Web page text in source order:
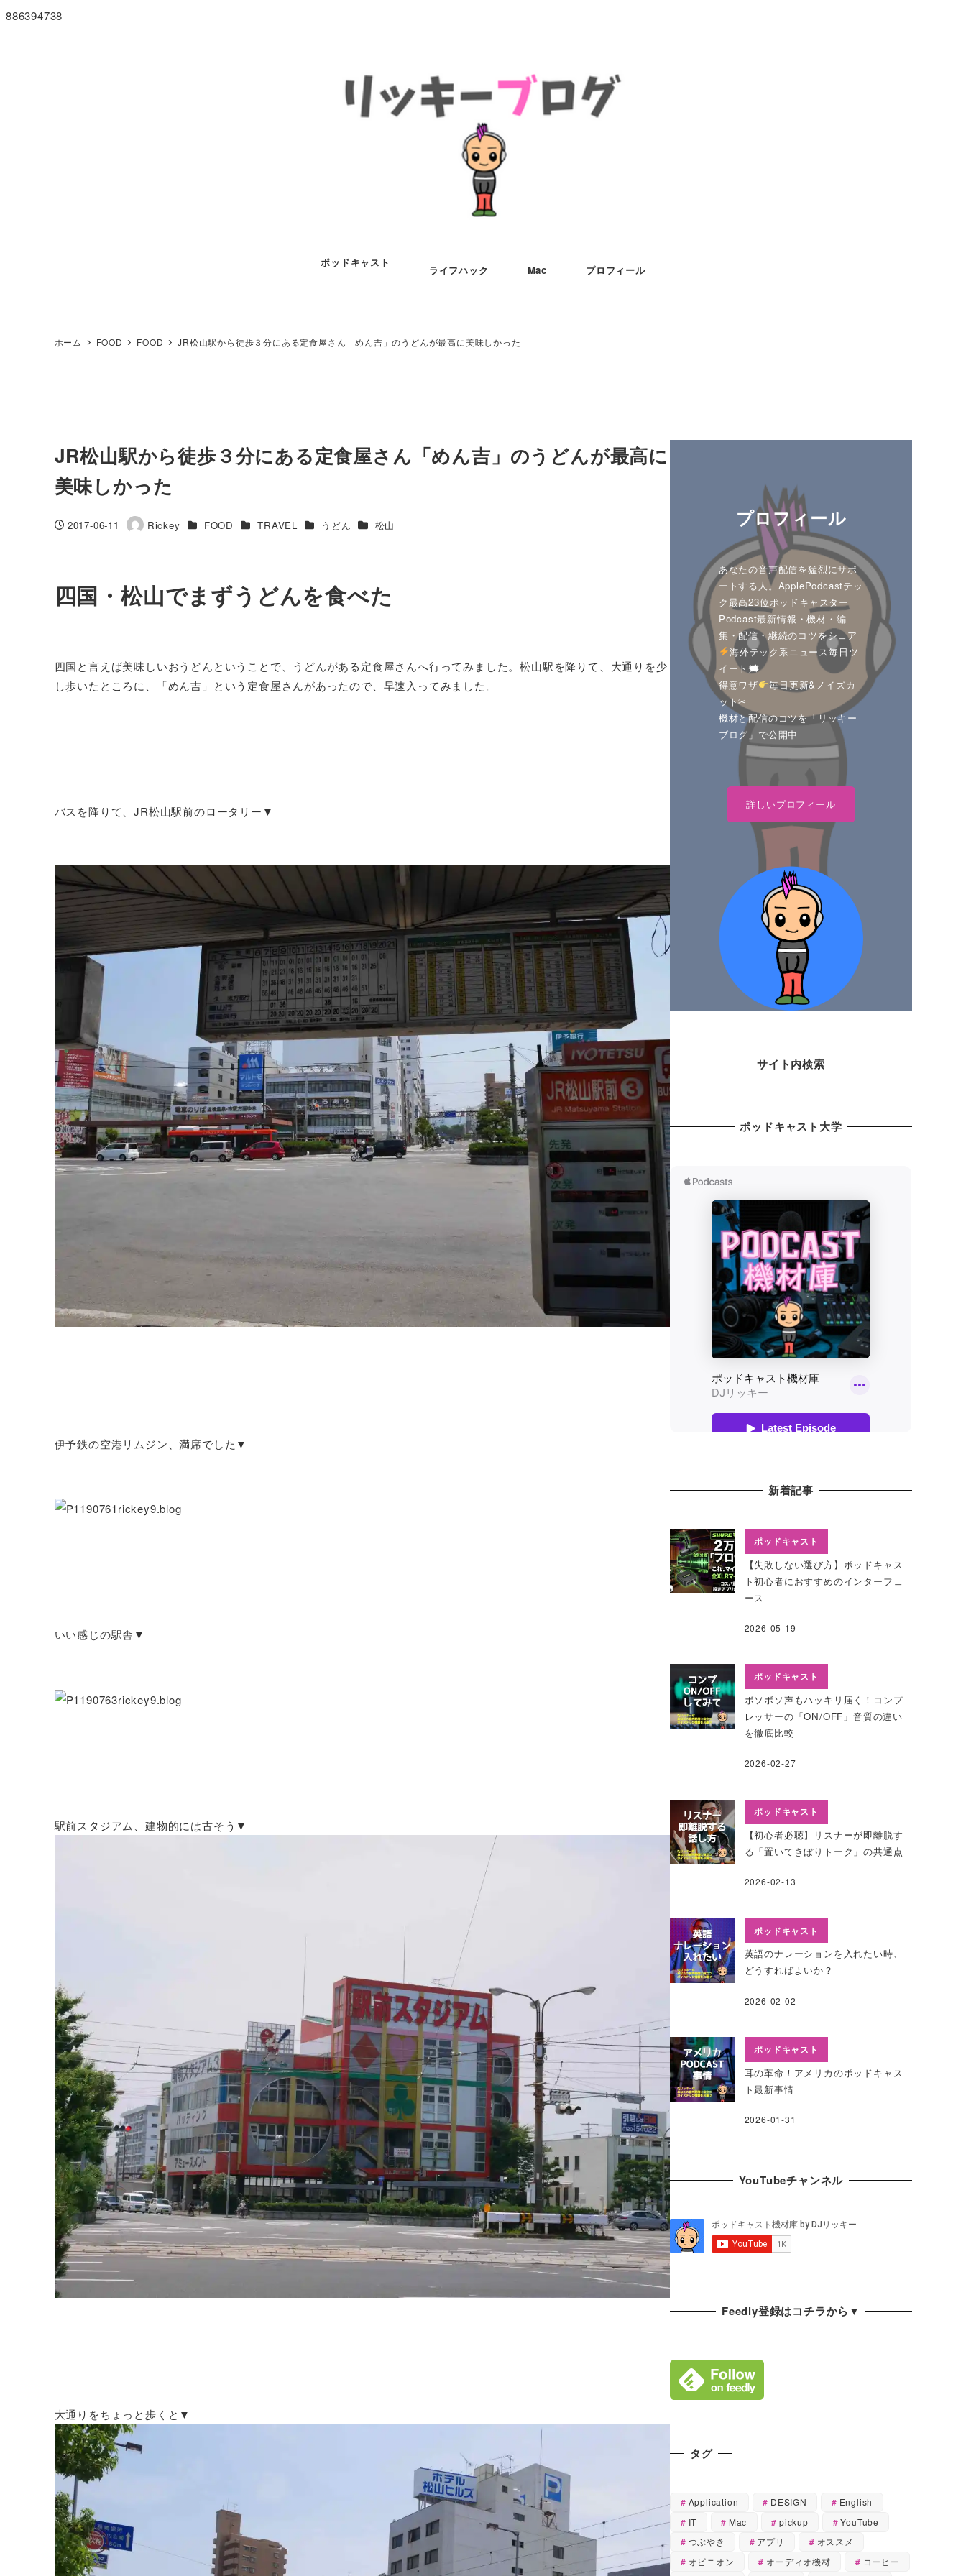
886394738
ポッドキャスト
ライフハック Mac プロフィール
ホーム FOOD FOOD JR松山駅から徒歩３分にある定食屋さん「めん吉」のうどんが最高に美味しかった
JR松山駅から徒歩３分にある定食屋さん「めん吉」のうどんが最高に
美味しかった
投稿日
2017-06-11
著
Rickey カテゴリー
FOOD カテゴリー
TRAVEL カテゴリー
うどん カテゴリー
松山
四国・松山でまずうどんを食べた
四国と言えば美味しいおうどんということで、うどんがある定食屋さんへ行ってみました。松山駅を降りて、大通りを少
し歩いたところに、「めん吉」という定食屋さんがあったので、早速入ってみました。
バスを降りて、JR松山駅前のロータリー▼
伊予鉄の空港リムジン、満席でした▼
いい感じの駅舎▼
駅前スタジアム、建物的には古そう▼
大通りをちょっと歩くと▼
プロフィール
あなたの音声配信を猛烈にサポ
ートする人。ApplePodcastテッ
ク最高23位ポッドキャスター
Podcast最新情報・機材・編
集・配信・継続のコツをシェア
海外テック系ニュース毎日ツ
イート🗯
得意ワザ
毎日更新&ノイズカ
ット✂
機材と配信のコツを「リッキー
ブログ」で公開中
詳しいプロフィール
サイト内検索
ポッドキャスト大学
新着記事
ポッドキャスト
【失敗しない選び方】ポッドキャス
ト初心者におすすめのインターフェ
ース
2026-05-19
ポッドキャスト
ボソボソ声もハッキリ届く！コンプ
レッサーの「ON/OFF」音質の違い
を徹底比較
2026-02-27
ポッドキャスト
【初心者必聴】リスナーが即離脱す
る「置いてきぼりトーク」の共通点
2026-02-13
ポッドキャスト
英語のナレーションを入れたい時、
どうすればよいか？
2026-02-02
ポッドキャスト
耳の革命！アメリカのポッドキャス
ト最新事情
2026-01-31
YouTubeチャンネル
Feedly登録はコチラから▼
タグ
Application DESIGN
English
IT
Mac pickup
YouTube
つぶやき
アプリ
オススメ
オピニオン
オーディオ機材
コーヒー